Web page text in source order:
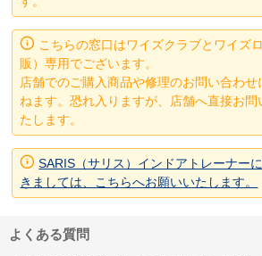
こちらの窓口はワイズクラブとワイズ
販）専用でございます。
店舗でのご購入商品や修理のお問い合わ
ねます。恐れ入りますが、店舗へ直接お
たします。
SARIS（サリス）インドアトレーナー
きましては、こちらへお願いいたします。
よくある質問